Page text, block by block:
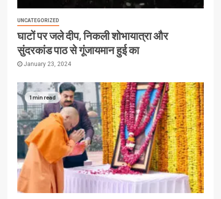
UNCATEGORIZED
घाटों पर जले दीप, निकली शोभायात्रा और
सुंदरकांड पाठ से गूंजायमान हुई का
January 23, 2024
1 min read